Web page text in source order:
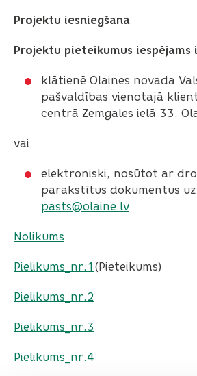
Projektu iesniegšana
Projektu pieteikumus iespējams
klātienē Olaines novada
pašvaldības vienotajā
centrā Zemgales ielā 33,
vai
elektroniski, nosūtot ar
parakstītus dokumentus
pasts@olaine.lv
Nolikums
Pielikums_nr.1 (Pieteikums)
Pielikums_nr.2
Pielikums_nr.3
Pielikums_nr.4